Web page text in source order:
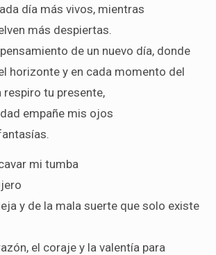
día más vivos, mientras
más despiertas.
de un nuevo día, donde
horizonte y en cada momento del
respiro tu presente,
empañe mis ojos
mi tumba
y de la mala suerte que solo existe
el coraje y la valentía para